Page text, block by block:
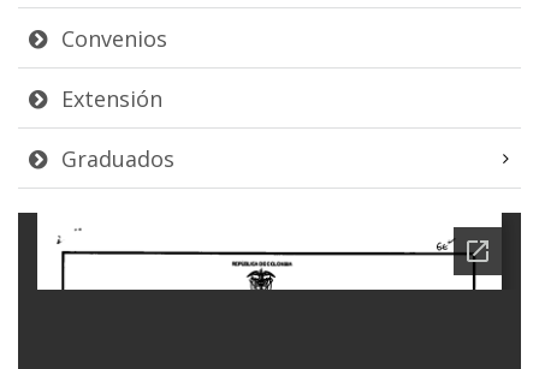
Convenios
Extensión
Graduados